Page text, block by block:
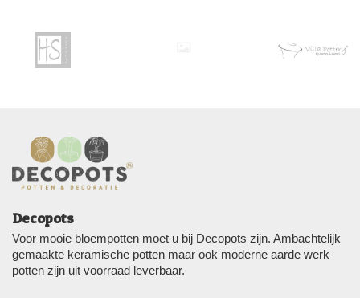
Decopots
Voor mooie bloempotten moet u bij Decopots zijn. Ambachtelijk
gemaakte keramische potten maar ook moderne aarde werk
potten zijn uit voorraad leverbaar.